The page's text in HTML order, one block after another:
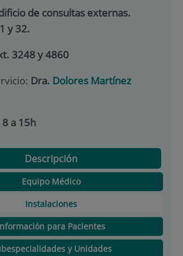
de consultas externas.
y 32.
3248 y 4860
Dra. Dolores Martínez
8 a 15h
Descripción
Equipo Médico
Instalaciones
para Pacientes
y Unidades